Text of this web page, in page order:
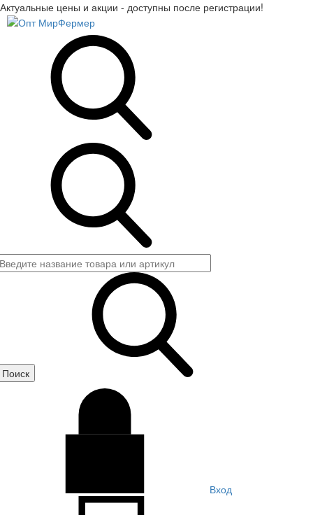
Актуальные цены и акции - доступны после регистрации!
Вход